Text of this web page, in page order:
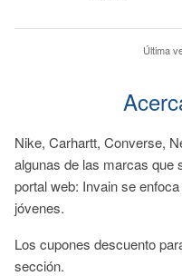
Última
Nike, Carhartt, Converse,
algunas de las marcas que
portal web: Invain se
jóvenes.
Los cupones descuento
sección.